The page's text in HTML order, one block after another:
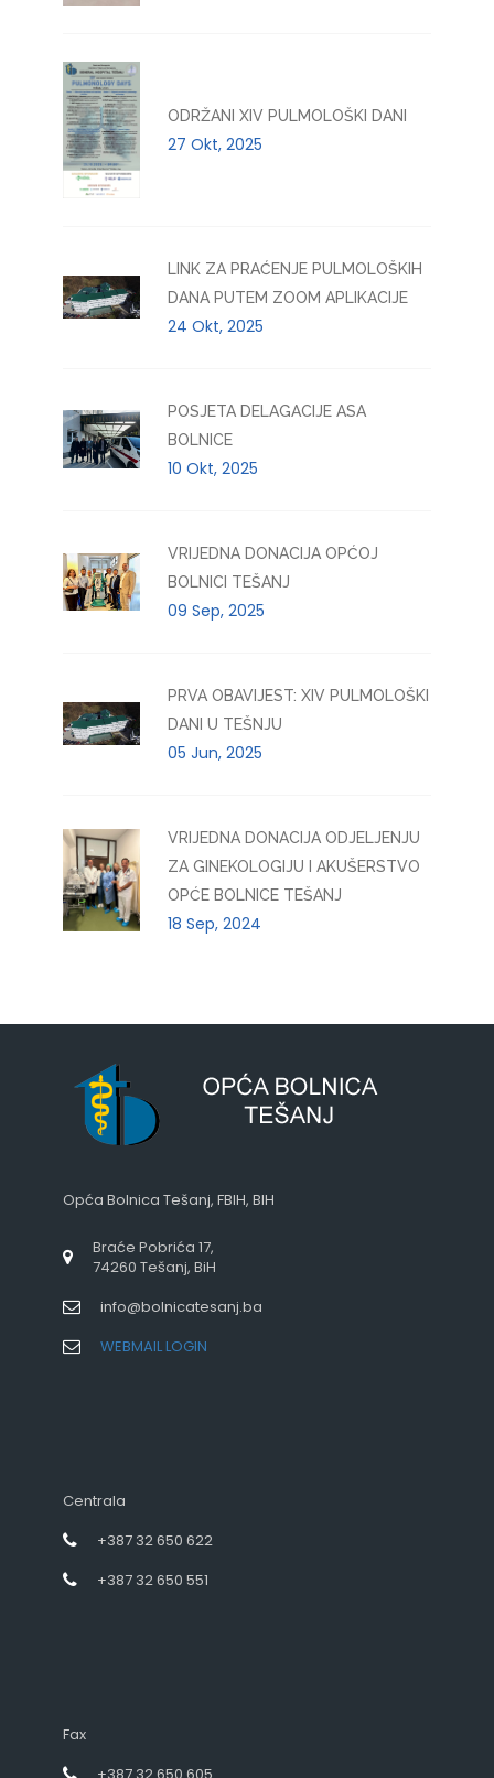
ODRŽANI XIV PULMOLOŠKI DANI
27 Okt, 2025
LINK ZA PRAĆENJE PULMOLOŠKIH
DANA PUTEM ZOOM APLIKACIJE
24 Okt, 2025
POSJETA DELAGACIJE ASA
BOLNICE
10 Okt, 2025
VRIJEDNA DONACIJA OPĆOJ
BOLNICI TEŠANJ
09 Sep, 2025
PRVA OBAVIJEST: XIV PULMOLOŠKI
DANI U TEŠNJU
05 Jun, 2025
VRIJEDNA DONACIJA ODJELJENJU
ZA GINEKOLOGIJU I AKUŠERSTVO
OPĆE BOLNICE TEŠANJ
18 Sep, 2024
Opća Bolnica Tešanj, FBIH, BIH
Braće Pobrića 17,
74260 Tešanj, BiH
info@bolnicatesanj.ba
WEBMAIL LOGIN
Centrala
+387 32 650 622
+387 32 650 551
Fax